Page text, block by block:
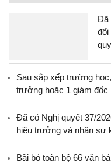
Đã
đổi
Sau sắp xếp trường
trưởng hoặc 1 giám đốc
Đã có Nghị quyết 37/
hiệu trưởng và nhân sự
Bãi bỏ toàn bộ 66 văn